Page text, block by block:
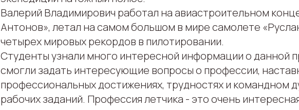
Валерий Владимирович работал на авиастроительном
Антонов», летал на самом большом в мире самолете
четырех мировых рекордов в пилотировании.
Студенты узнали много интересной информации о данной
смогли задать интересующие вопросы о профессии,
профессиональных достижениях, трудностях и командном
рабочих заданий. Профессия летчика - это очень